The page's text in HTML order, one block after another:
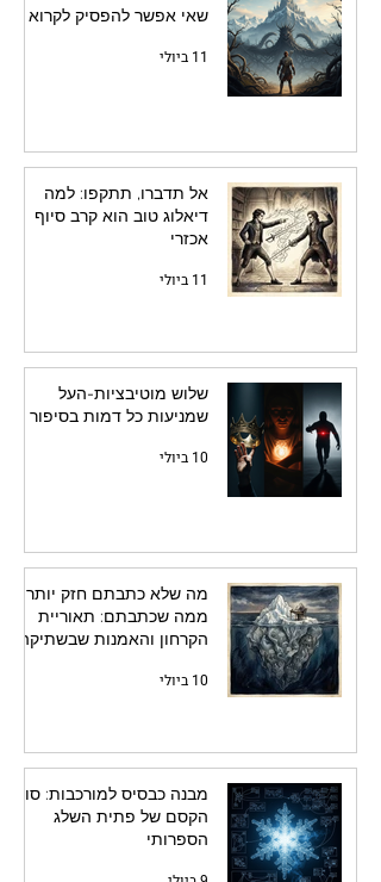
שאי אפשר להפסיק לקרוא
11 ביולי
אל תדברו, תתקפו: למה
דיאלוג טוב הוא קרב סיוף
אכזרי
11 ביולי
שלוש מוטיבציות-העל
שמניעות כל דמות בסיפור
10 ביולי
מה שלא כתבתם חזק יותר
ממה שכתבתם: תאוריית
הקרחון והאמנות שבשתיקה
10 ביולי
מבנה כבסיס למורכבות: סוד
הקסם של פתית השלג
הספרותי